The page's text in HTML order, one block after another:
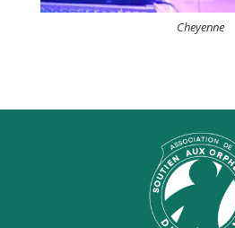
Cheyenne